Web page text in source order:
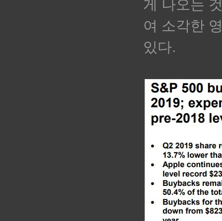
게 나오는
여 소각한
있다.